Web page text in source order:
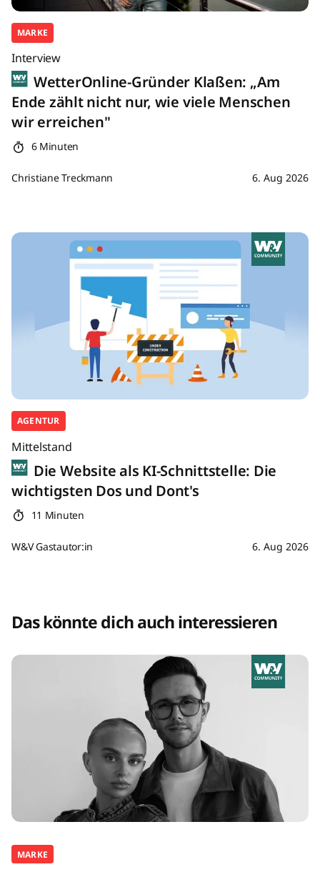
MARKE
Interview
WetterOnline-Gründer Klaßen: „Am
Ende zählt nicht nur, wie viele Menschen
wir erreichen"
6 Minuten
Christiane Treckmann 6. Aug 2026
AGENTUR
Mittelstand
Die Website als KI-Schnittstelle: Die
wichtigsten Dos und Dont's
11 Minuten
W&V Gastautor:in 6. Aug 2026
Das könnte dich auch interessieren
MARKE